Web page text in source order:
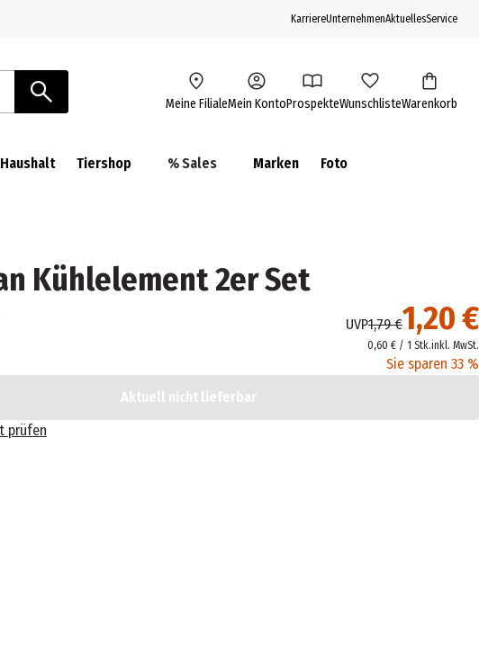
KarriereUnternehmenAktuellesService
Meine FilialeMein KontoProspekteWunschlisteWarenkorb
Haushalt Tiershop % Sales Marken Foto
Kühlelement 2er Set
1,20 €
UVP1,79 €
0,60 € / 1 Stk.inkl. MwSt.
Sie sparen 33 %
Aktuell nicht lieferbar
prüfen